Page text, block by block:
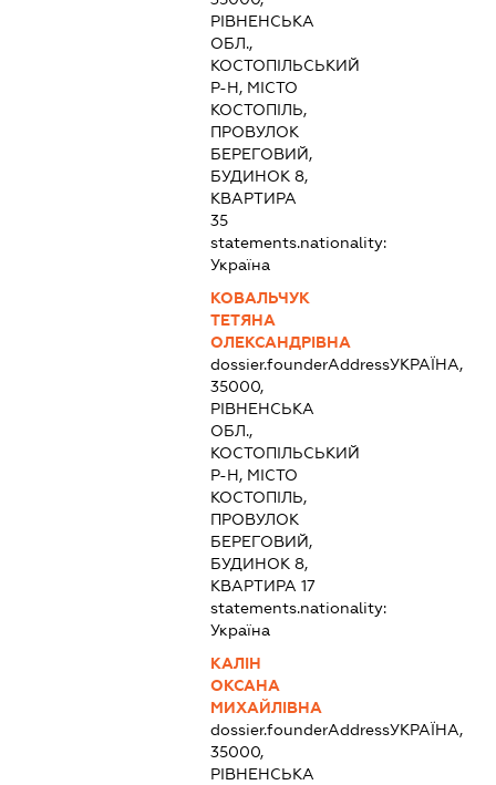
РІВНЕНСЬКА
ОБЛ.,
КОСТОПІЛЬСЬКИЙ
Р-Н, МІСТО
КОСТОПІЛЬ,
ПРОВУЛОК
БЕРЕГОВИЙ,
БУДИНОК 8,
КВАРТИРА
35
statements.nationality:
Україна
КОВАЛЬЧУК
ТЕТЯНА
ОЛЕКСАНДРІВНА
dossier.founderAddressУКРАЇНА,
35000,
РІВНЕНСЬКА
ОБЛ.,
КОСТОПІЛЬСЬКИЙ
Р-Н, МІСТО
КОСТОПІЛЬ,
ПРОВУЛОК
БЕРЕГОВИЙ,
БУДИНОК 8,
КВАРТИРА 17
statements.nationality:
Україна
КАЛІН
ОКСАНА
МИХАЙЛІВНА
dossier.founderAddressУКРАЇНА,
35000,
РІВНЕНСЬКА